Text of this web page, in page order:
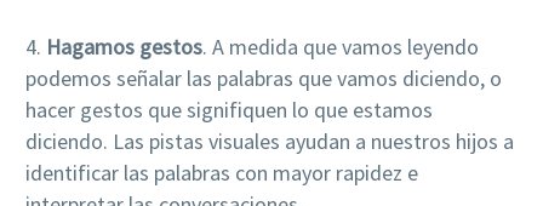
4. Hagamos gestos. A medida que vamos leyendo
podemos señalar las palabras que vamos diciendo, o
hacer gestos que signifiquen lo que estamos
diciendo. Las pistas visuales ayudan a nuestros hijos a
identificar las palabras con mayor rapidez e